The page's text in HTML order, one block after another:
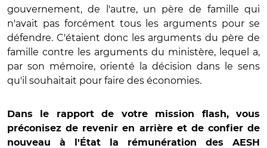
gouvernement, de l'autre, un père de famille qui
n'avait pas forcément tous les arguments pour se
défendre. C'étaient donc les arguments du père de
famille contre les arguments du ministère, lequel a,
par son mémoire, orienté la décision dans le sens
qu'il souhaitait pour faire des économies.
Dans le rapport de votre mission flash, vous
préconisez de revenir en arrière et de confier de
nouveau à l'État la rémunération des AESH